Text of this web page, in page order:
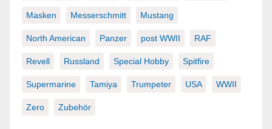
Masken Messerschmitt Mustang
North American Panzer post WWII RAF
Revell Russland Special Hobby Spitfire
Supermarine Tamiya Trumpeter USA WWII
Zero Zubehör